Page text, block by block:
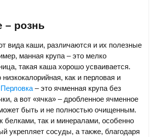
– рознь
вида каши, различаются и их полезные
манная крупа – это мелко
такая каша хорошо усваивается.
как и перловая и
Перловка – это ячменная крупа без
а вот «ячка» – дробленное ячменное
быть и не полностью очищенным.
белками, так и минералами, особенно
укрепляет сосуды, а также, благодаря